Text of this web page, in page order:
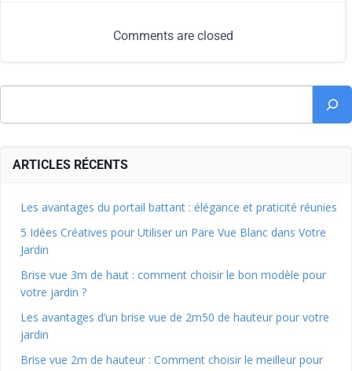
Comments are closed
ARTICLES RÉCENTS
Les avantages du portail battant : élégance et praticité réunies
5 Idées Créatives pour Utiliser un Pare Vue Blanc dans Votre
Jardin
Brise vue 3m de haut : comment choisir le bon modèle pour
votre jardin ?
Les avantages d’un brise vue de 2m50 de hauteur pour votre
jardin
Brise vue 2m de hauteur : Comment choisir le meilleur pour